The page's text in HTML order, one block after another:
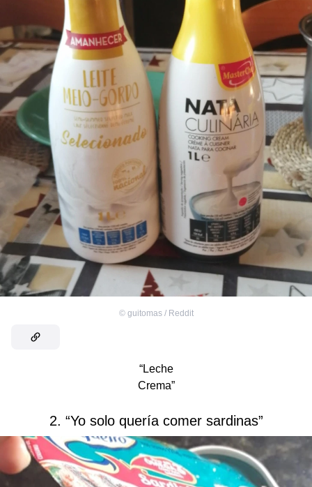
© guitomas / Reddit
“Leche
Crema”
2. “Yo solo quería comer sardinas”